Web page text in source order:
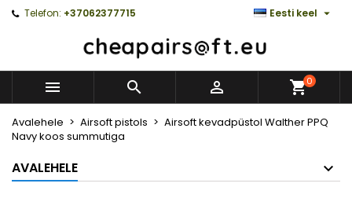
Telefon: +37062377715 Eesti keel 
   0
Avalehele Airsoft pistols
Airsoft kevadpüstol Walther PPQ
Navy koos summutiga
AVALEHELE